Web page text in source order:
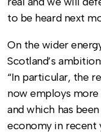
to be heard next
On the wider
Scotland’s
“In particular, the
now employs more
and which has
economy in recent